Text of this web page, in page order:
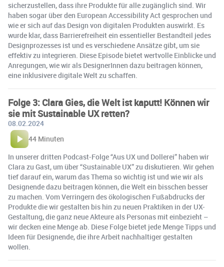
sicherzustellen, dass ihre Produkte für alle zugänglich sind. Wir
haben sogar über den European Accessibility Act gesprochen und
wie er sich auf das Design von digitalen Produkten auswirkt. Es
wurde klar, dass Barrierefreiheit ein essentieller Bestandteil jedes
Designprozesses ist und es verschiedene Ansätze gibt, um sie
effektiv zu integrieren. Diese Episode bietet wertvolle Einblicke und
Anregungen, wie wir als DesignerInnen dazu beitragen können,
eine inklusivere digitale Welt zu schaffen.
Folge 3: Clara Gies, die Welt ist kaputt! Können wir
sie mit Sustainable UX retten?
08.02.2024
44 Minuten
In unserer dritten Podcast-Folge “Aus UX und Dollerei” haben wir
Clara zu Gast, um über “Sustainable UX” zu diskutieren. Wir gehen
tief darauf ein, warum das Thema so wichtig ist und wie wir als
Designende dazu beitragen können, die Welt ein bisschen besser
zu machen. Vom Verringern des ökologischen Fußabdrucks der
Produkte die wir gestalten bis hin zu neuen Praktiken in der UX-
Gestaltung, die ganz neue Akteure als Personas mit einbezieht –
wir decken eine Menge ab. Diese Folge bietet jede Menge Tipps und
Ideen für Designende, die ihre Arbeit nachhaltiger gestalten
wollen.